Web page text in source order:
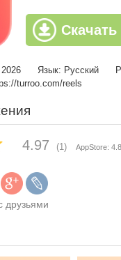
Язык: Русский
turroo.com/reels
4.97 (1) AppStore:
друзьями